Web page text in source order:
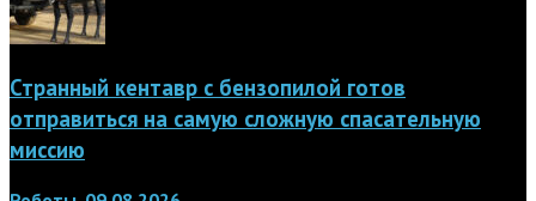
Странный кентавр с бензопилой готов
отправиться на самую сложную спасательную
миссию